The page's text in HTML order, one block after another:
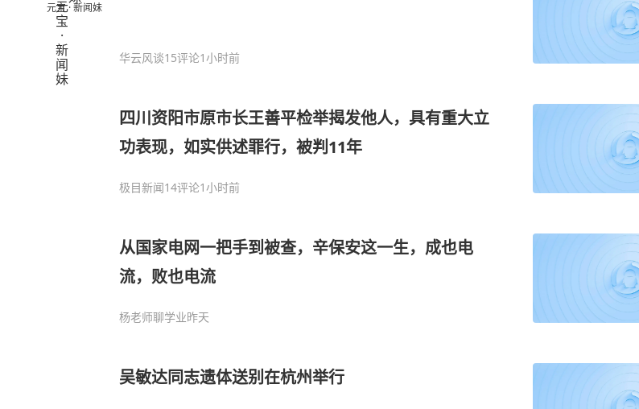
元宝 · 新闻妹
华云风谈15评论1小时前
四川资阳市原市长王善平检举揭发他人，具有重大立
功表现，如实供述罪行，被判11年
极目新闻14评论1小时前
从国家电网一把手到被查，辛保安这一生，成也电
流，败也电流
杨老师聊学业昨天
吴敏达同志遗体送别在杭州举行